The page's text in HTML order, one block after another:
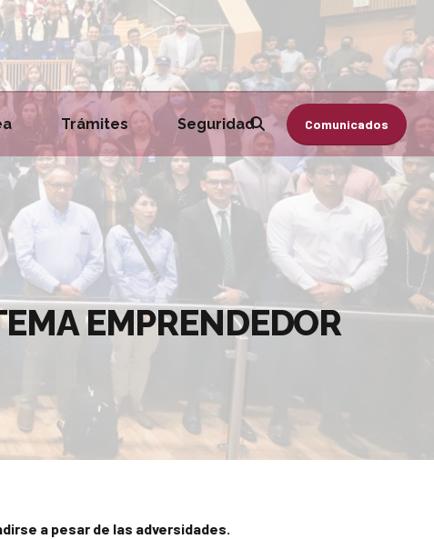
Comunicados
Trámites Seguridad
EMPRENDEDOR
a pesar de las adversidades.